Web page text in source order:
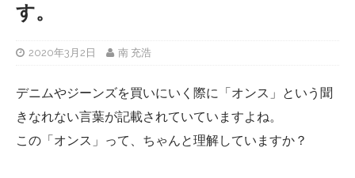
す。
2020年3月2日 南 充浩
デニムやジーンズを買いにいく際に「オンス」という聞
きなれない言葉が記載されていていますよね。
この「オンス」って、ちゃんと理解していますか？